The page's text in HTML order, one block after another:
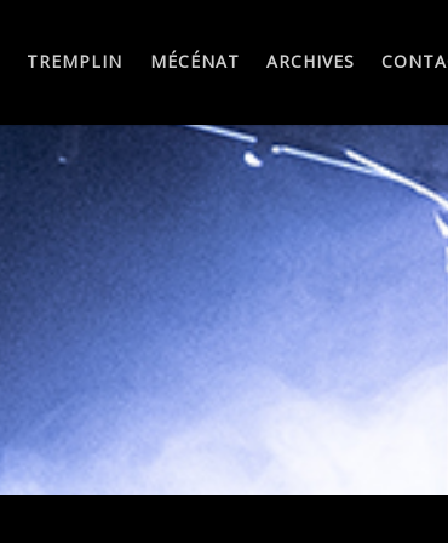
TREMPLIN MÉCÉNAT ARCHIVES